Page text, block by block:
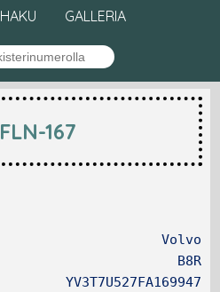
HAKU GALLERIA
FLN-167
Volvo
B8R
YV3T7U527FA169947